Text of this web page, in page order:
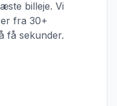
billeje. Vi
fra 30+
få sekunder.